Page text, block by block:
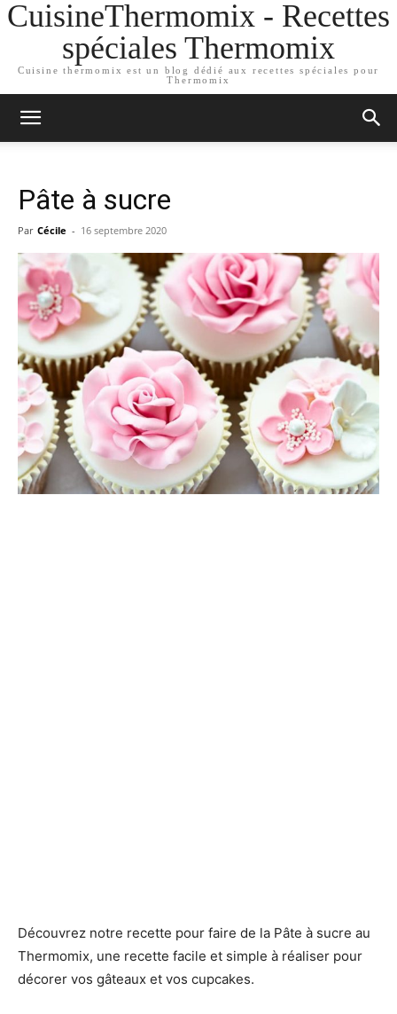
CuisineThermomix - Recettes
spéciales Thermomix
Cuisine thermomix est un blog dédié aux recettes spéciales pour
Thermomix
Pâte à sucre
Par Cécile - 16 septembre 2020
Découvrez notre recette pour faire de la Pâte à sucre au
Thermomix, une recette facile et simple à réaliser pour
décorer vos gâteaux et vos cupcakes.